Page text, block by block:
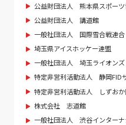
公益財団法人 熊本県スポーツ
公益財団法人 講道館
一般社団法人 国際雪合戦連合
埼玉県アイスホッケー連盟
一般社団法人 埼玉ライオンズ
特定非営利活動法人 静岡FID
特定非営利活動法人 しずおか
株式会社 志道館
一般社団法人 渋谷インターナ